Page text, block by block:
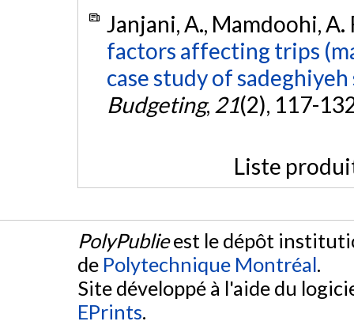
Janjani, A., Mamdoohi, A.
factors affecting trips
case study of
Budgeting, 21(2), 117-
Liste
PolyPublieest le dépôt
de Polytechnique Montréal.
Site développé à l'aide du
EPrints.